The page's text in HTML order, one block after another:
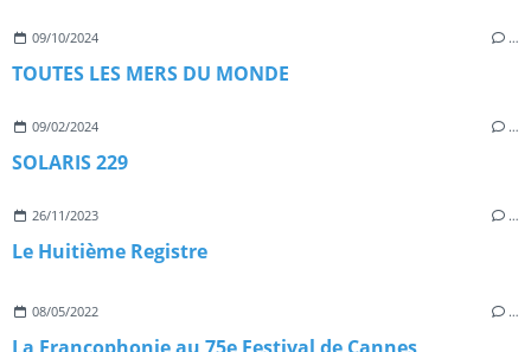
09/10/2024 …
TOUTES LES MERS DU MONDE
09/02/2024 …
SOLARIS 229
26/11/2023 …
Le Huitième Registre
08/05/2022 …